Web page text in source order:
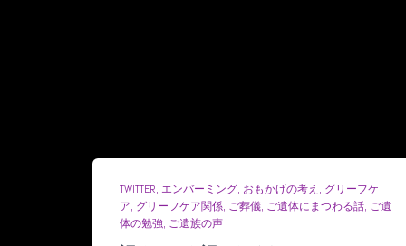
TWITTER エンバーミング おもかげの考え
グリーフケ
ア グリーフケア関係 ご葬儀 ご遺体にまつわる話 ご遺
体の勉強 ご遺族の声